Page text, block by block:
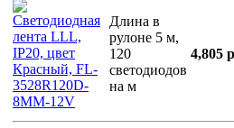
Длина в
рулоне 5 м,
120
светодиодов
на м
4,805